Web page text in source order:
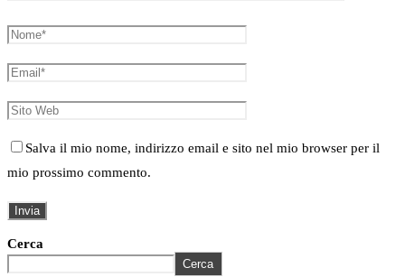
Salva il mio nome, indirizzo email e sito nel mio browser per il
mio prossimo commento.
Cerca
Cerca